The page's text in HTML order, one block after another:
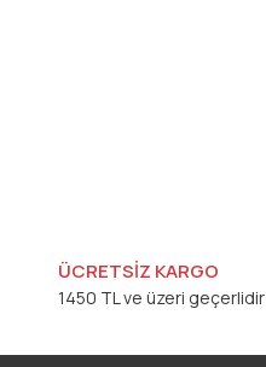
ÜCRETSİZ KARGO
1450 TL ve üzeri geçerlidir